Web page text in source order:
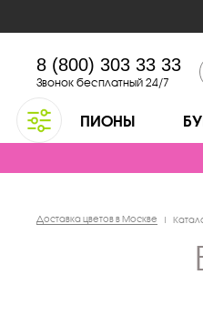
8 (800) 303 33 33
Звонок бесплатный 24/7
ПИОНЫ
Доставка цветов в Москве |